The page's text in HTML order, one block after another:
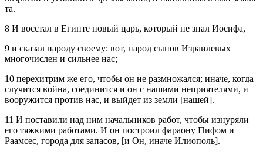
та.
8 И восстал в Египте новый царь, который не знал Иосифа,
9 и сказал народу своему: вот, народ сынов Израилевых
многочислен и сильнее нас;
10 перехитрим же его, чтобы он не размножался; иначе, когда
случится война, соединится и он с нашими неприятелями, и
вооружится против нас, и выйдет из земли [нашей].
11 И поставили над ним начальников работ, чтобы изнуряли
его тяжкими работами. И он построил фараону Пифом и
Раамсес, города для запасов, [и Он, иначе Илиополь].